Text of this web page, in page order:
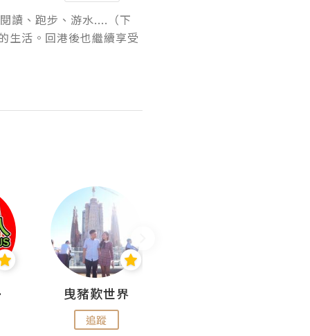
讀、跑步、游水....（下
生活。回港後也繼續享受
曳豬歎世界
追蹤